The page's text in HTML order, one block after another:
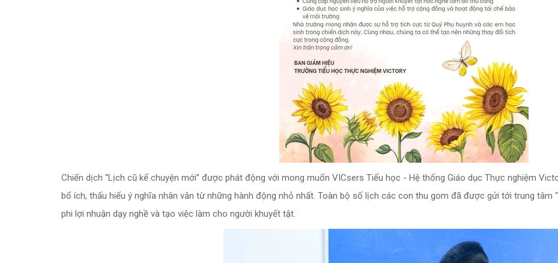
Chiến dịch “Lịch cũ kể chuyện mới” được phát động với mong muốn VICsers Tiểu học - Hệ thống Giáo dục Thực nghiệm
bổ ích, thấu hiểu ý nghĩa nhân văn từ những hành động nhỏ nhất. Toàn bộ số lịch các con thu gom đã được gửi tới trung tâm
phi lợi nhuận dạy nghề và tạo việc làm cho người khuyết tật.